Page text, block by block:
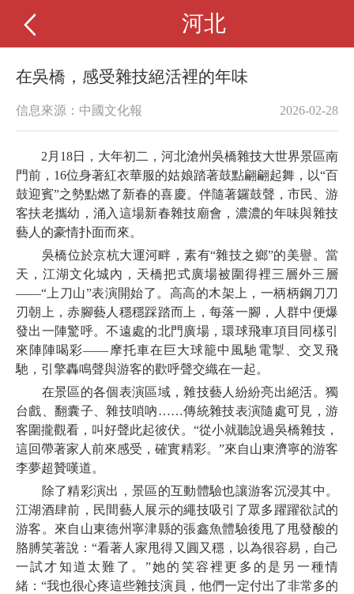
河北
在吳橋，感受雜技絕活裡的年味
信息來源：中國文化報 2026-02-28
2月18日，大年初二，河北滄州吳橋雜技大世界景區南
門前，16位身著紅衣華服的姑娘踏著鼓點翩翩起舞，以“百
鼓迎賓”之勢點燃了新春的喜慶。伴隨著鑼鼓聲，市民、游
客扶老攜幼，涌入這場新春雜技廟會，濃濃的年味與雜技
藝人的豪情扑面而來。
吳橋位於京杭大運河畔，素有“雜技之鄉”的美譽。當
天，江湖文化城內，天橋把式廣場被圍得裡三層外三層
——“上刀山”表演開始了。高高的木架上，一柄柄鋼刀刀
刃朝上，赤腳藝人穩穩踩踏而上，每落一腳，人群中便爆
發出一陣驚呼。不遠處的北門廣場，環球飛車項目同樣引
來陣陣喝彩——摩托車在巨大球籠中風馳電掣、交叉飛
馳，引擎轟鳴聲與游客的歡呼聲交織在一起。
在景區的各個表演區域，雜技藝人紛紛亮出絕活。獨
台戲、翻囊子、雜技嗩吶……傳統雜技表演隨處可見，游
客圍攏觀看，叫好聲此起彼伏。“從小就聽說過吳橋雜技，
這回帶著家人前來感受，確實精彩。”來自山東濟寧的游客
李夢超贊嘆道。
除了精彩演出，景區的互動體驗也讓游客沉浸其中。
江湖酒肆前，民間藝人展示的繩技吸引了眾多躍躍欲試的
游客。來自山東德州寧津縣的張鑫魚體驗後甩了甩發酸的
胳膊笑著說：“看著人家甩得又圓又穩，以為很容易，自己
一試才知道太難了。”她的笑容裡更多的是另一種情
緒：“我也很心疼這些雜技演員，他們一定付出了非常多的